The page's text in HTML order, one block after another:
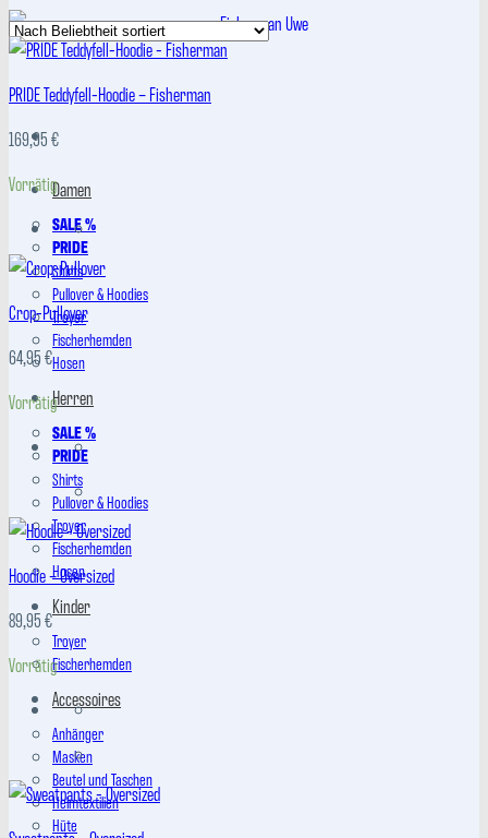
Damen
SALE %
PRIDE
Shirts
Pullover & Hoodies
Troyer
Fischerhemden
Hosen
Herren
SALE %
PRIDE
Shirts
Pullover & Hoodies
Troyer
Fischerhemden
Hosen
Kinder
Troyer
Fischerhemden
Accessoires
Anhänger
Masken
Beutel und Taschen
Heimtextilien
Hüte
sortiert
PRIDE Teddyfell-Hoodie – Fisherman
169,95€
Vorrätig
Crop-Pullover
64,95€
Vorrätig
Hoodie – Oversized
89,95€
Vorrätig